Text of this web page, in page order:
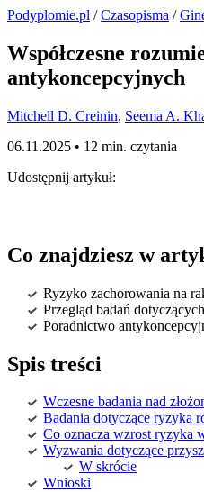
Podyplomie.pl /Czasopisma /
Współczesne
antykoncepcyjnych
Mitchell D. Creinin, Seema A.
06.11.2025 • 12 min. czytania
Udostępnij artykuł:
Co znajdziesz w
Ryzyko zachorowania na
Przegląd badań
Poradnictwo
Spis treści
Wczesne badania nad
Badania dotyczące ryzyka
Co oznacza wzrost ryzyka
Wyzwania dotyczące
W skrócie
Wnioski